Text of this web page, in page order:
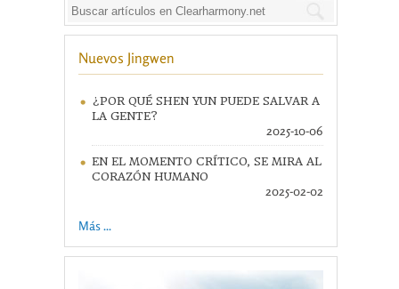
Nuevos Jingwen
¿POR QUÉ SHEN YUN PUEDE SALVAR A
LA GENTE?
2025-10-06
EN EL MOMENTO CRÍTICO, SE MIRA AL
CORAZÓN HUMANO
2025-02-02
Más ...